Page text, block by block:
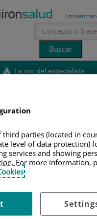
La voz del especialista
el
del
parties (located in
level of data protection)
services and showing
For more information,